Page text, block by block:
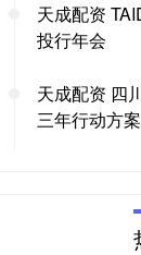
天成配资
投行年会
天成配资 四
三年行动方案